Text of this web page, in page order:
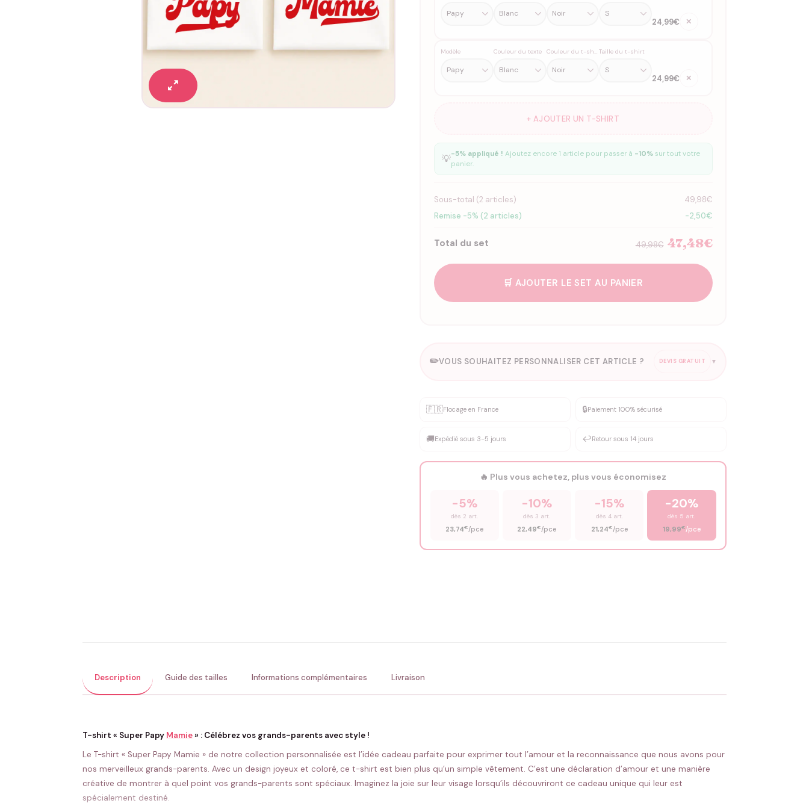
24,99€ ✕
Modèle Couleur du texte Taille du t-shirt
24,99€ ✕
+ AJOUTER UN T-SHIRT
💡-5% appliqué ! Ajoutez encore 1 article pour passer à -10%sur tout votre
panier.
Sous-total (2 articles)
49,98€
Remise -5% (2 articles)
-2,50€
Total du set 49,98€ 47,48€
🛒 AJOUTER LE SET AU PANIER
✏️VOUS SOUHAITEZ PERSONNALISER CET ARTICLE ? DEVIS GRATUIT ▼
✨ Personnalisation sur mesure
Que souhaitez-vous ?
🇫🇷Flocage en France 🔒Paiement 100% sécurisé
🚚Expédié sous 3-5 jours ↩️Retour sous 14 jours
🔥 Plus vous achetez, plus vous économisez
-5%
dès 2 art.
23,74€/pce
-10%
dès 3 art.
22,49€/pce
-15%
dès 4 art.
21,24€/pce
-20%
dès 5 art.
19,99€/pce
Description Guide des tailles Informations complémentaires Livraison
T-shirt « Super Papy Mamie» : Célébrez vos grands-parents avec style !
Le T-shirt « Super Papy Mamie » de notre collection personnalisée est l’idée cadeau parfaite pour exprimer tout l’amour et la reconnaissance que nous avons pour
nos merveilleux grands-parents. Avec un design joyeux et coloré, ce t-shirt est bien plus qu’un simple vêtement. C’est une déclaration d’amour et une manière
créative de montrer à quel point vos grands-parents sont spéciaux. Imaginez la joie sur leur visage lorsqu’ils découvriront ce cadeau unique qui leur est
spécialement destiné.